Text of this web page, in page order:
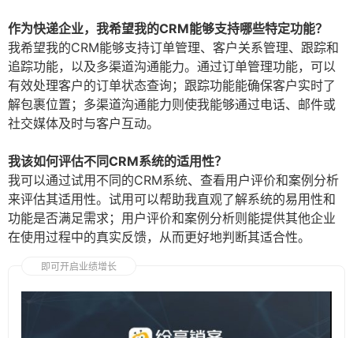
作为快递企业，我希望我的CRM能够支持哪些特定功能？
我希望我的CRM能够支持订单管理、客户关系管理、跟踪和
追踪功能，以及多渠道沟通能力。通过订单管理功能，可以
有效处理客户的订单状态查询；跟踪功能能确保客户实时了
解包裹位置；多渠道沟通能力则使我能够通过电话、邮件或
社交媒体及时与客户互动。
我该如何评估不同CRM系统的适用性？
我可以通过试用不同的CRM系统、查看用户评价和案例分析
来评估其适用性。试用可以帮助我直观了解系统的易用性和
功能是否满足需求；用户评价和案例分析则能提供其他企业
在使用过程中的真实反馈，从而更好地判断其适合性。
即可开启业绩增长